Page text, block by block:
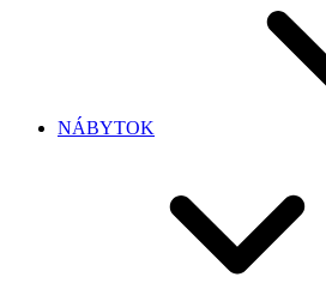
NÁBYTOK